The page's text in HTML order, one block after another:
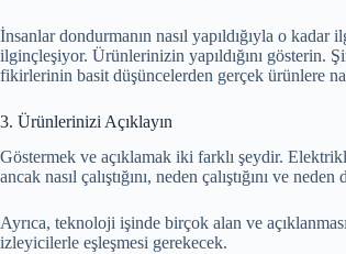
İnsanlar dondurmanın nasıl yapıldığıyla o
ilginçleşiyor. Ürünlerinizin yapıldığını gösterin.
fikirlerinin basit düşüncelerden gerçek ürünlere
3. Ürünlerinizi Açıklayın
Göstermek ve açıklamak iki farklı şeydir.
ancak nasıl çalıştığını, neden çalıştığını ve
Ayrıca, teknoloji işinde birçok alan ve
izleyicilerle eşleşmesi gerekecek.